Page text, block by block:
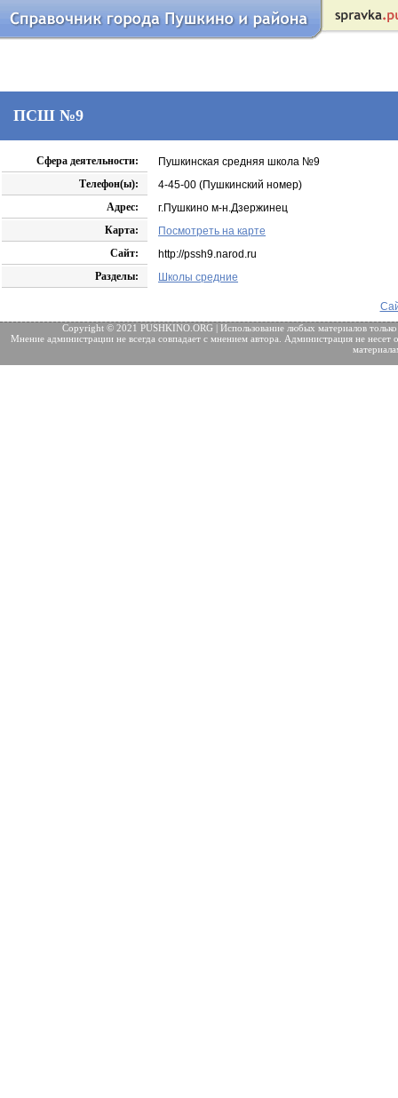
ПСШ №9
Сфера деятельности:
Пушкинская средняя школа №9
Телефон(ы):
4-45-00 (Пушкинский номер)
Адрес:
г.Пушкино м-н.Дзержинец
Карта:
Посмотреть на карте
Сайт:
http://pssh9.narod.ru
Разделы:
Школы средние
Copyright © 2021 PUSHKINO.ORG | Использование любых материалов
Мнение администрации не всегда совпадает с мнением автора. Администрация не несет